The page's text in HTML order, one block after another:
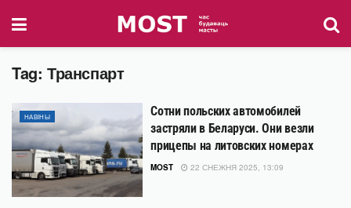
Tag: Транспарт
НАВІНЫ
Сотни польских автомобилей
застряли в Беларуси. Они везли
прицепы на литовских номерах
MOST 22 СНЕЖНЯ 2025, 13:09